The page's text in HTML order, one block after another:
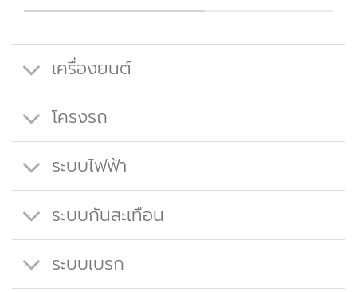
เครื่องยนต์
โครงรถ
ระบบไฟฟ้า
ระบบกันสะเทือน
ระบบเบรก